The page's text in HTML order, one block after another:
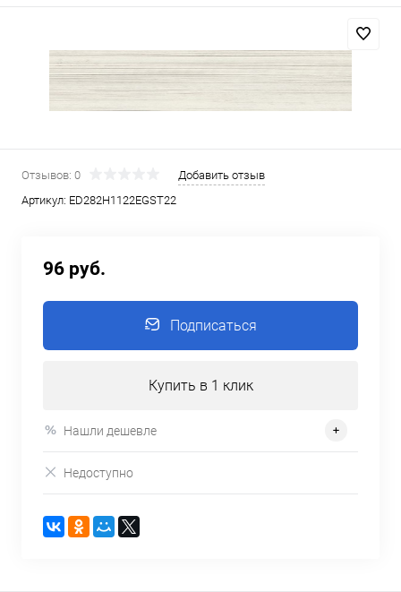
Отзывов: 0
Добавить отзыв
Артикул: ED282Н1122EGST22
96 руб.
Подписаться
Купить в 1 клик
Нашли дешевле
Недоступно